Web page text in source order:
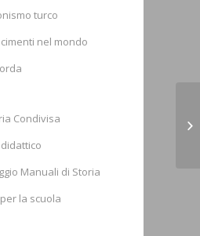
turco
nel mondo
Condivisa
Manuali di Storia
la scuola